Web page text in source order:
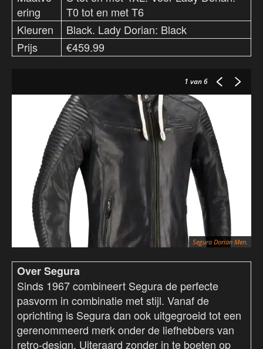
ering
T0 tot en met T6
Kleuren
Black. Lady Dorian: Black
Prijs
€459.99
1 van 6
Segura Dorian Men.
Over Segura
Sinds 1967 combineert Segura de perfecte
pasvorm in combinatie met stijl. Vanaf de
oprichting is Segura dan ook uitgegroeid tot een
gerenommeerd merk onder de liefhebbers van
retro-design. Uiteraard zonder in te boeten op